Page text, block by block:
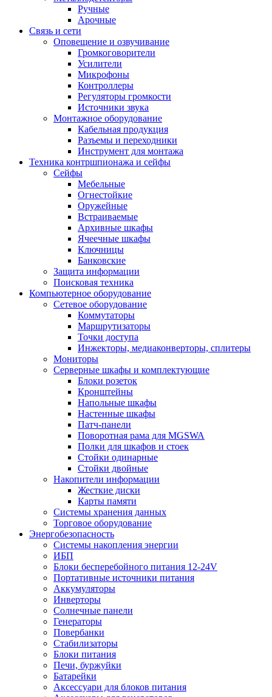
Ручные
Арочные
Связь и сети
Оповещение и озвучивание
Громкоговорители
Усилители
Микрофоны
Контроллеры
Регуляторы громкости
Источники звука
Монтажное оборудование
Кабельная продукция
Разъемы и переходники
Инструмент для монтажа
Техника контршпионажа и сейфы
Сейфы
Мебельные
Огнестойкие
Оружейные
Встраиваемые
Архивные шкафы
Ячеечные шкафы
Ключницы
Банковские
Защита информации
Поисковая техника
Компьютерное оборудование
Сетевое оборудование
Коммутаторы
Маршрутизаторы
Точки доступа
Инжекторы, медиаконверторы, сплитеры
Мониторы
Серверные шкафы и комплектующие
Блоки розеток
Кронштейны
Напольные шкафы
Настенные шкафы
Патч-панели
Поворотная рама для MGSWA
Полки для шкафов и стоек
Стойки одинарные
Стойки двойные
Накопители информации
Жесткие диски
Карты памяти
Системы хранения данных
Торговое оборудование
Энергобезопасность
Системы накопления энергии
ИБП
Блоки бесперебойного питания 12-24V
Портативные источники питания
Аккумуляторы
Инверторы
Солнечные панели
Генераторы
Повербанки
Стабилизаторы
Блоки питания
Печи, буржуйки
Батарейки
Аксессуари для блоков питания